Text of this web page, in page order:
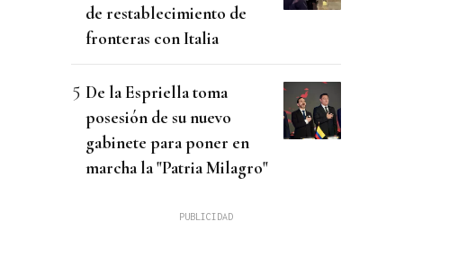
de restablecimiento de
fronteras con Italia
De la Espriella toma
posesión de su nuevo
gabinete para poner en
marcha la "Patria Milagro"